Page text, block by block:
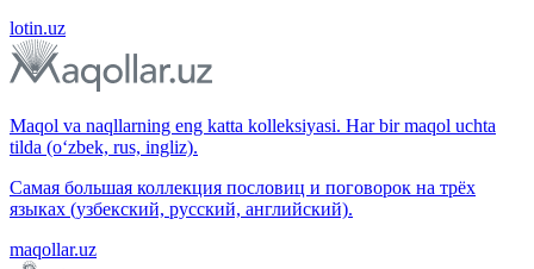
lotin.uz
Maqol va naqllarning eng katta kolleksiyasi. Har bir maqol uchta
tilda (o‘zbek, rus, ingliz).
Самая большая коллекция пословиц и поговорок на трёх
языках (узбекский, русский, английский).
maqollar.uz